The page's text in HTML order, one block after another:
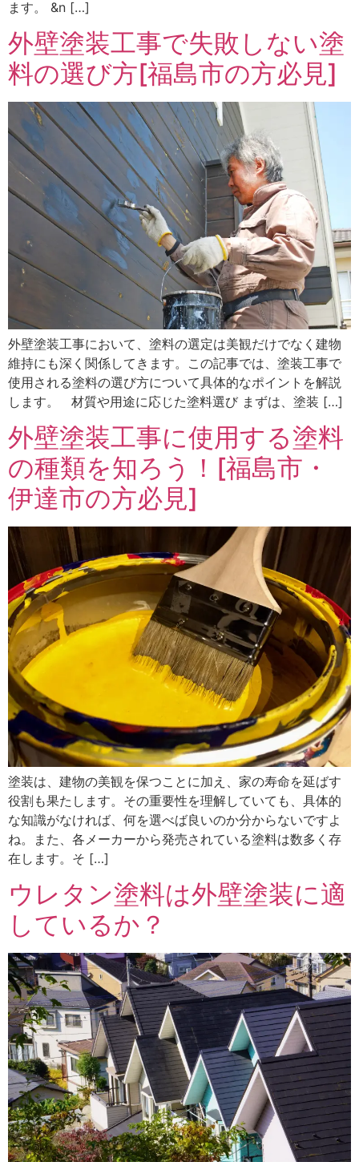
ます。 &n […]
外壁塗装工事で失敗しない塗
料の選び方[福島市の方必見]
外壁塗装工事において、塗料の選定は美観だけでなく建物
維持にも深く関係してきます。この記事では、塗装工事で
使用される塗料の選び方について具体的なポイントを解説
します。 材質や用途に応じた塗料選び まずは、塗装 […]
外壁塗装工事に使用する塗料
の種類を知ろう！[福島市・
伊達市の方必見]
塗装は、建物の美観を保つことに加え、家の寿命を延ばす
役割も果たします。その重要性を理解していても、具体的
な知識がなければ、何を選べば良いのか分からないですよ
ね。また、各メーカーから発売されている塗料は数多く存
在します。そ […]
ウレタン塗料は外壁塗装に適
しているか？